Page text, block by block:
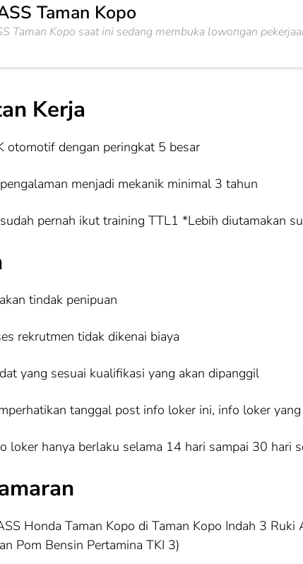
Taman Kopo
Taman Kopo saat ini sedang membuka lowongan
Kerja
otomotif dengan peringkat 5 besar
menjadi mekanik minimal 3 tahun
pernah ikut training TTL1 *Lebih diutamakan
tindak penipuan
rekrutmen tidak dikenai biaya
yang sesuai kualifikasi yang akan dipanggil
tanggal post info loker ini, info loker
loker hanya berlaku selama 14 hari sampai 30 hari
Honda Taman Kopo di Taman Kopo Indah 3
Pom Bensin Pertamina TKI 3)